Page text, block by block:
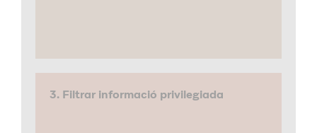
3. Filtrar informació privilegiada